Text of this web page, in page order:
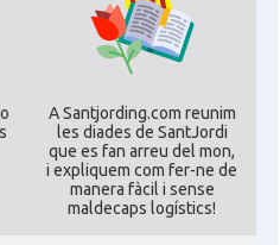
A GUILDFORD
a HEREFORD
Catalans a Ipswich
A Santjording.com reunim
les diades de SantJordi
que es fan arreu del mon,
i expliquem com fer-ne de
manera fàcil i sense
maldecaps logí­stics!